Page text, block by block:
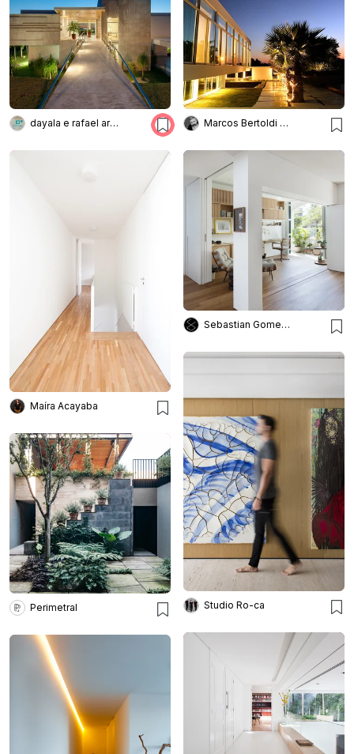
dayala e rafael arquitetos associados Marcos Bertoldi Arquitetos
Maíra Acayaba
Sebastian Gomez Arquitetura
Studio Ro-ca
Perimetral